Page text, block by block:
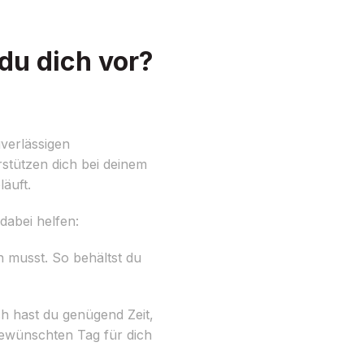
dich vor?
dich bei deinem
helfen:
So behältst du
hast du genügend Zeit,
Tag für dich